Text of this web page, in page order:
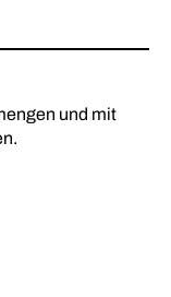
und mit